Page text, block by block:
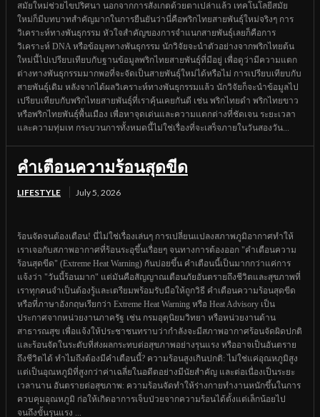
สมัยใหม่ช่วยไขปริศนา นอกจากการสังเกตด้วยตาเปล่าแล้ว เทคโนโลยีสมัย
ใหม่ก็มีบทบาทสำคัญมากในการยืนยันว่านี่คือพริกไทยสายพันธุ์ใหม่จริงๆ การ
วิเคราะห์ทางพันธุกรรม หัวใจสำคัญของการจำแนกสายพันธุ์เลยก็คือการ
วิเคราะห์ DNA หรือข้อมูลทางพันธุกรรม นักวิจัยจะนำตัวอย่างจากพริกไทยต้น
ใหม่นี้ไปเปรียบเทียบกับฐานข้อมูลพริกไทยสายพันธุ์ที่มีอยู่ เพื่อดูว่ามีความแตก
ต่างทางพันธุกรรมมากพอที่จะจัดเป็นสายพันธุ์ใหม่ได้หรือไม่ การเปรียบเทียบกับ
สายพันธุ์เดิม หลังจากได้ผลวิเคราะห์ทางพันธุกรรมแล้ว นักวิจัยก็จะนำข้อมูลไป
เปรียบเทียบกับพริกไทยสายพันธุ์ที่เราคุ้นเคยกันดี เช่น พริกไทยดำ พริกไทยขาว
หรือพริกไทยพันธุ์พื้นเมือง เพื่อหาจุดเด่นและความแตกต่างที่ชัดเจน ระยะเวลา
และความทุ่มเท กระบวนการทั้งหมดนี้ไม่ใช่เรื่องที่จะเสร็จภายในวันสองวัน...
คำเตือนความร้อนสุดขีด
LIFESTYLE July 5, 2026
ร้อนจัดจนต้องเตือน! นี่ไม่ใช่เรื่องเล่นๆ การเปลี่ยนแปลงสภาพภูมิอากาศทำให้
เราเจอกับสภาพอากาศที่ร้อนระอุขึ้นเรื่อยๆ จนทางการต้องออก "คำเตือนความ
ร้อนสุดขีด" (Extreme Heat Warning) กันบ่อยขึ้น คำเตือนนี้เป็นมากกว่าแค่การ
แจ้งว่า "วันนี้ร้อนมาก" แต่มันคือสัญญาณเตือนภัยอันตรายถึงชีวิตและสุขภาพที่
เราทุกคนจำเป็นต้องรู้และเตรียมพร้อมรับมือให้ถูกวิธี คำเตือนความร้อนสุดขีด
หรือที่ภาษาอังกฤษเรียกว่า Extreme Heat Warning หรือ Heat Advisory เป็น
ประกาศจากหน่วยงานภาครัฐ เช่น กรมอุตุนิยมวิทยา หรือหน่วยงานด้าน
สาธารณสุข เพื่อแจ้งให้ประชาชนทราบว่ากำลังจะมีสภาพอากาศร้อนจัดผิดปกติ
และร้อนจัดในระดับที่ส่งผลกระทบต่อสุขภาพอย่างรุนแรง หรืออาจเป็นอันตราย
ถึงชีวิตได้ ทำไมถึงต้องมีคำเตือนนี้? ความร้อนสูงเกินปกติ: ไม่ใช่แค่อุณหภูมิสูง
แต่เป็นอุณหภูมิที่สูงกว่าค่าเฉลี่ยในอดีตอย่างมีนัยสำคัญ และต่อเนื่องเป็นระยะ
เวลานาน อันตรายต่อสุขภาพ: ความร้อนจัดทำให้ร่างกายทำงานหนักขึ้นในการ
ควบคุมอุณหภูมิ ก่อให้เกิดอาการเจ็บป่วยจากความร้อนได้ตั้งแต่เล็กน้อยไป
จนถึงขั้นรุนแรง ...